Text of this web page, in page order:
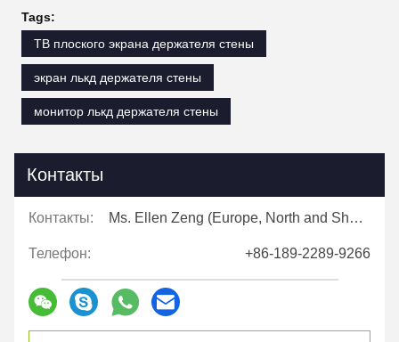
Tags:
ТВ плоского экрана держателя стены
экран лькд держателя стены
монитор лькд держателя стены
Контакты
Контакты: Ms. Ellen Zeng (Europe, North and Shouth America)
Телефон: +86-189-2289-9266